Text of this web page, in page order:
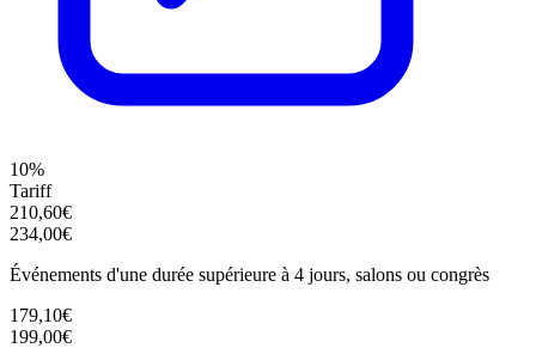
10%
Tariff
210,60€
234,00€
Événements d'une durée supérieure à 4 jours, salons ou congrès
179,10€
199,00€